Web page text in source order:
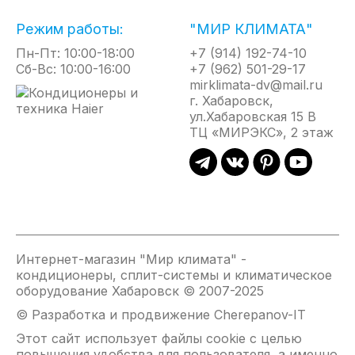
микроклимат даже в самые холодные дни, словно
"окутывая теплом".
ONSEN - это высокотехнологичный, тихий и
надёжный помощник в управлении
микроклиматом в доме. Данная серия обладает
рядом самых современных функций и
преимуществ. Фактурный, белоснежный пластик и
геометричные формы внутреннего блока с
ONSEN - это тепловой насос для постоянного
проживания, продвинутая климатическая
система, которая использует тепло из наружного
воздуха для обогрева помещений. Этот тепловой
насос позволяет обеспечить отопление до -30 °С
Режим работы:
Пн-Пт: 10:00-18:00
Сб-Вс: 10:00-16:00
"МИР КЛИМАТА"
+7 (914) 192-74-10
+7 (962) 501-29-17
mirklimata-dv@mail.ru
г. Хабаровск,
ул.Хабаровская 15 В
ТЦ «МИРЭКС», 2 этаж
Интернет-магазин "Мир климата" -
кондиционеры, сплит-системы и климатическое
оборудование Хабаровск © 2007-2025
© Разработка и продвижение Cherepanov-IT
Этот сайт использует файлы cookie с целью